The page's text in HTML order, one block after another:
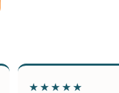
★★★★★